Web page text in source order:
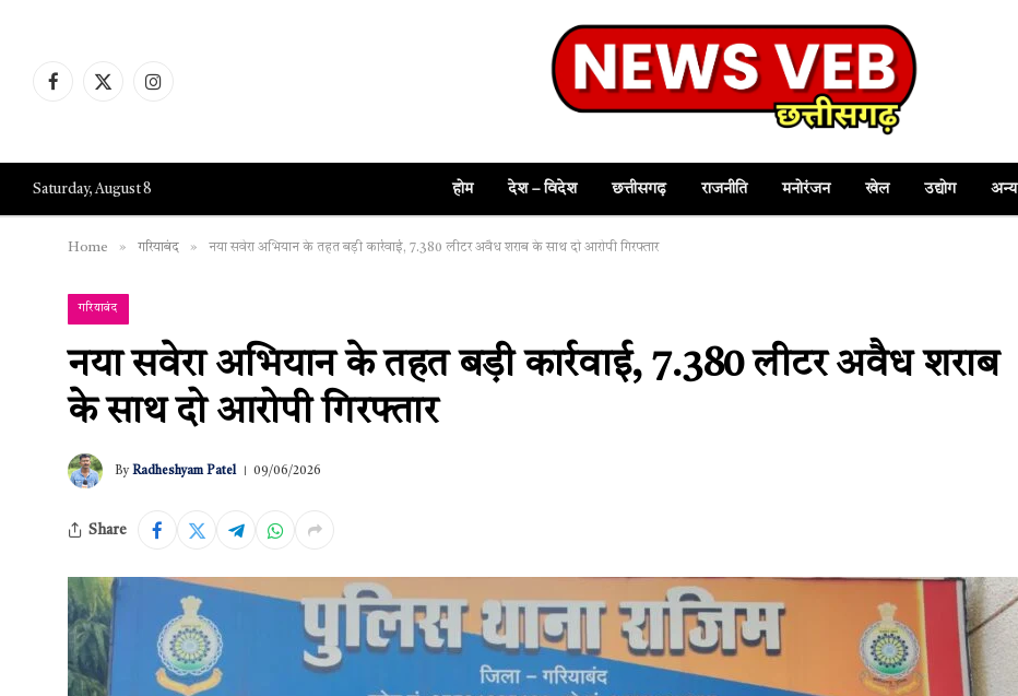
Facebook
X
Instagram
Saturday, August 8 होम देश – विदेश छत्तीसगढ़ राजनीति मनोरंजन खेल उद्योग अन्य
Home » गरियाबंद » नया सवेरा अभियान के तहत बड़ी कार्रवाई, 7.380 लीटर अवैध शराब के साथ दो आरोपी गिरफ्तार
गरियाबंद
नया सवेरा अभियान के तहत बड़ी कार्रवाई, 7.380 लीटर अवैध शराब
के साथ दो आरोपी गिरफ्तार
By Radheshyam Patel 09/06/2026
Share